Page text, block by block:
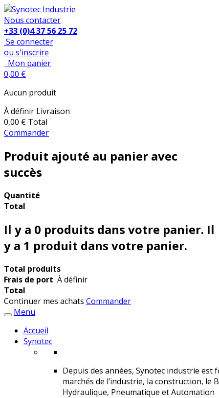
Nous contacter
+33 (0)4 37 56 25 72
Se connecter
ou s'inscrire
Mon panier
0,00 €
Aucun produit
À définir Livraison
0,00 € Total
Commander
Produit ajouté au panier avec
succès
Quantité
Total
Il y a 0 produits dans votre panier. Il
y a 1 produit dans votre panier.
Total produits
Frais de port À définir
Total
Continuer mes achats Commander
Menu
Accueil
Synotec
Depuis des années, Synotec industrie
marchés de l’industrie, la construction, le
Hydraulique, Pneumatique et Automation